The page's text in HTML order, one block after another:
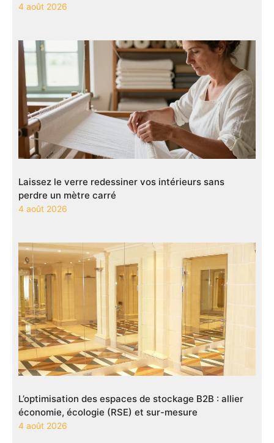
4 août 2026
Laissez le verre redessiner vos intérieurs sans
perdre un mètre carré
4 août 2026
L’optimisation des espaces de stockage B2B : allier
économie, écologie (RSE) et sur-mesure
4 août 2026